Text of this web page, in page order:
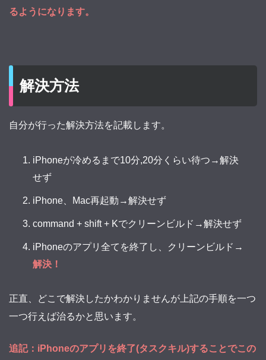
るようになります。
解決方法
自分が行った解決方法を記載します。
iPhoneが冷めるまで10分,20分くらい待つ→解決
せず
iPhone、Mac再起動→解決せず
command + shift + Kでクリーンビルド→解決せず
iPhoneのアプリ全てを終了し、クリーンビルド→
解決！
正直、どこで解決したかわかりませんが上記の手順を一つ
一つ行えば治るかと思います。
追記：iPhoneのアプリを終了(タスクキル)することでこの